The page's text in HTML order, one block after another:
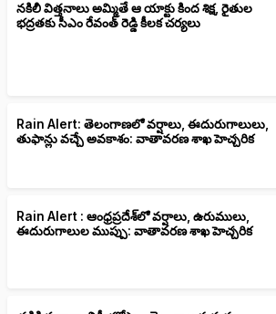
నకిలీ విత్తనాలు అమ్మితే ఆ యాక్టు కింద శిక్ష, రైతుల
భద్రతకు సీఎం రేవంత్ రెడ్డి కీలక చర్యలు
Rain Alert: తెలంగాణలో వర్షాలు, ఈదురుగాలులు,
తుఫాన్లు వచ్చే అవకాశం: వాతావరణ శాఖ హెచ్చరిక
Rain Alert : ఆంధ్రప్రదేశ్‌లో వర్షాలు, ఉరుములు,
ఈదురుగాలుల ముప్పు: వాతావరణ శాఖ హెచ్చరిక